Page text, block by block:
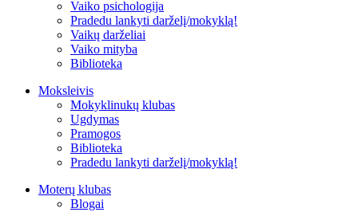
Vaiko psichologija
Pradedu lankyti darželį/mokyklą!
Vaikų darželiai
Vaiko mityba
Biblioteka
Moksleivis
Mokyklinukų klubas
Ugdymas
Pramogos
Biblioteka
Pradedu lankyti darželį/mokyklą!
Moterų klubas
Blogai